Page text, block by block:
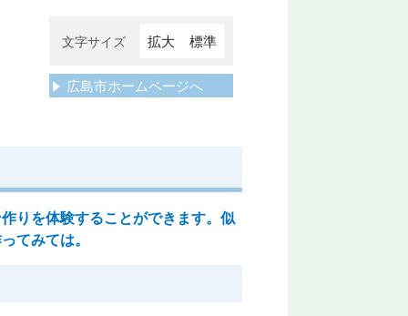
文字サイズ 拡大 標準
広島市ホームページへ
りを体験することができます。似
てみては。